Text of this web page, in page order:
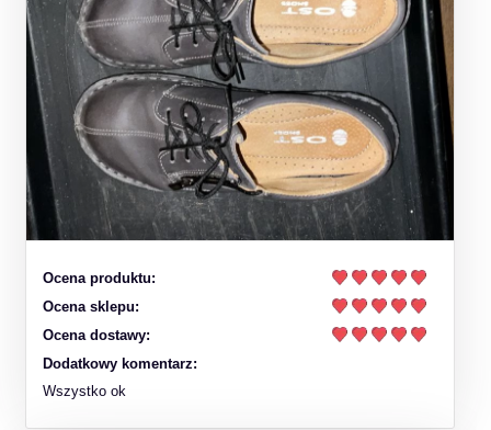
Ocena produktu:
Ocena sklepu:
Ocena dostawy:
Dodatkowy komentarz:
Wszystko ok